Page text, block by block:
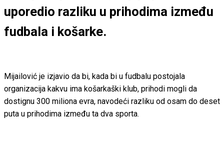
uporedio razliku u prihodima između
fudbala i košarke.
Mijailović je izjavio da bi, kada bi u fudbalu postojala
organizacija kakvu ima košarkaški klub, prihodi mogli da
dostignu 300 miliona evra, navodeći razliku od osam do deset
puta u prihodima između ta dva sporta.